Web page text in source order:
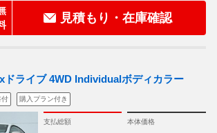
見積もり・在庫確認
ドライブ 4WD Individualボディカラー
付 購入プラン付き
支払総額 本体価格